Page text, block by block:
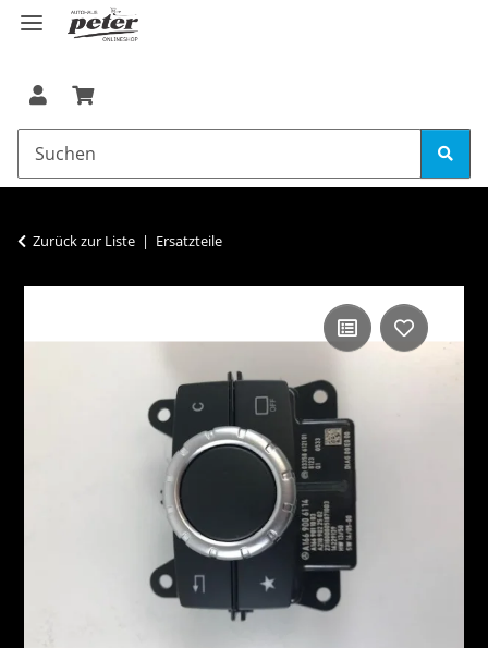
Zurück zur Liste Ersatzteile